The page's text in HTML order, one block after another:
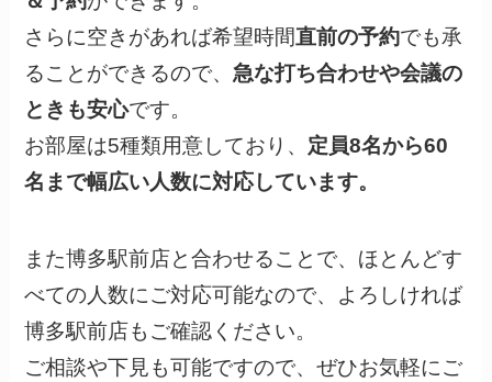
さらに空きがあれば希望時間直前の予約でも承
ることができるので、急な打ち合わせや会議の
ときも安心です。
お部屋は5種類用意しており、 定員8名から60
名まで幅広い人数に対応しています。
また博多駅前店と合わせることで、ほとんどす
べての人数にご対応可能なので、よろしければ
博多駅前店もご確認ください。
ご相談や下見も可能ですので、ぜひお気軽にご